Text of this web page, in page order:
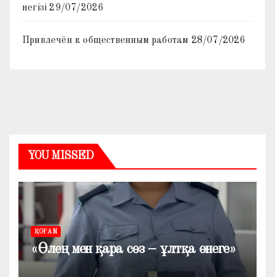
негізі 29/07/2026
Привлечён к общественным работам 28/07/2026
YOU MISSED
ҚОҒАМ
«Өлең мен қара сөз – ұлтқа өнеге»